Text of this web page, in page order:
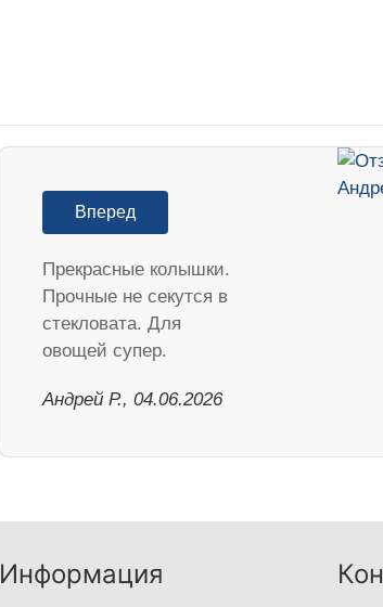
Вперед
Прекрасные колышки.
Прочные не секутся в
стекловата. Для
овощей супер.
Андрей Р., 04.06.2026
Информация